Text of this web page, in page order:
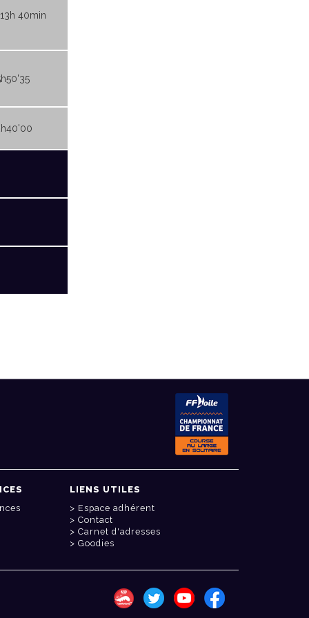
40min
LIENS UTILES
Espace adhérent
Contact
Carnet d'adresses
Goodies